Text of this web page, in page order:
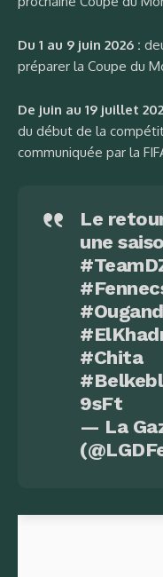
Du 1 au 9 juin 2026 :
préparer la Coupe du
De juin au 19 juillet
du début de la
communiquée par la
Le
une
#Chita
9sFt
— La